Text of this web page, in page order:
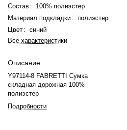
Состав :
100% полиэстер
Материал подкладки : полиэстер
Цвет : синий
Все характеристики
Описание
Y97114-8 FABRETTI Сумка
складная дорожная 100%
полиэстер
Подробности